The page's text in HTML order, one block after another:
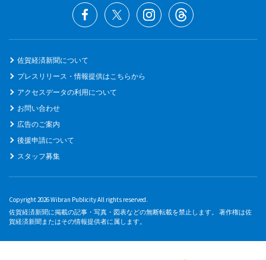
佐賀経済新聞について
プレスリリース・情報提供はこちらから
アクセスデータの利用について
お問い合わせ
広告のご案内
後援申請について
スタッフ募集
Copyright 2026 Wibran Publicity All rights reserved.
佐賀経済新聞に掲載の記事・写真・図表などの無断転載を禁止します。 著作権は佐
賀経済新聞またはその情報提供者に属します。